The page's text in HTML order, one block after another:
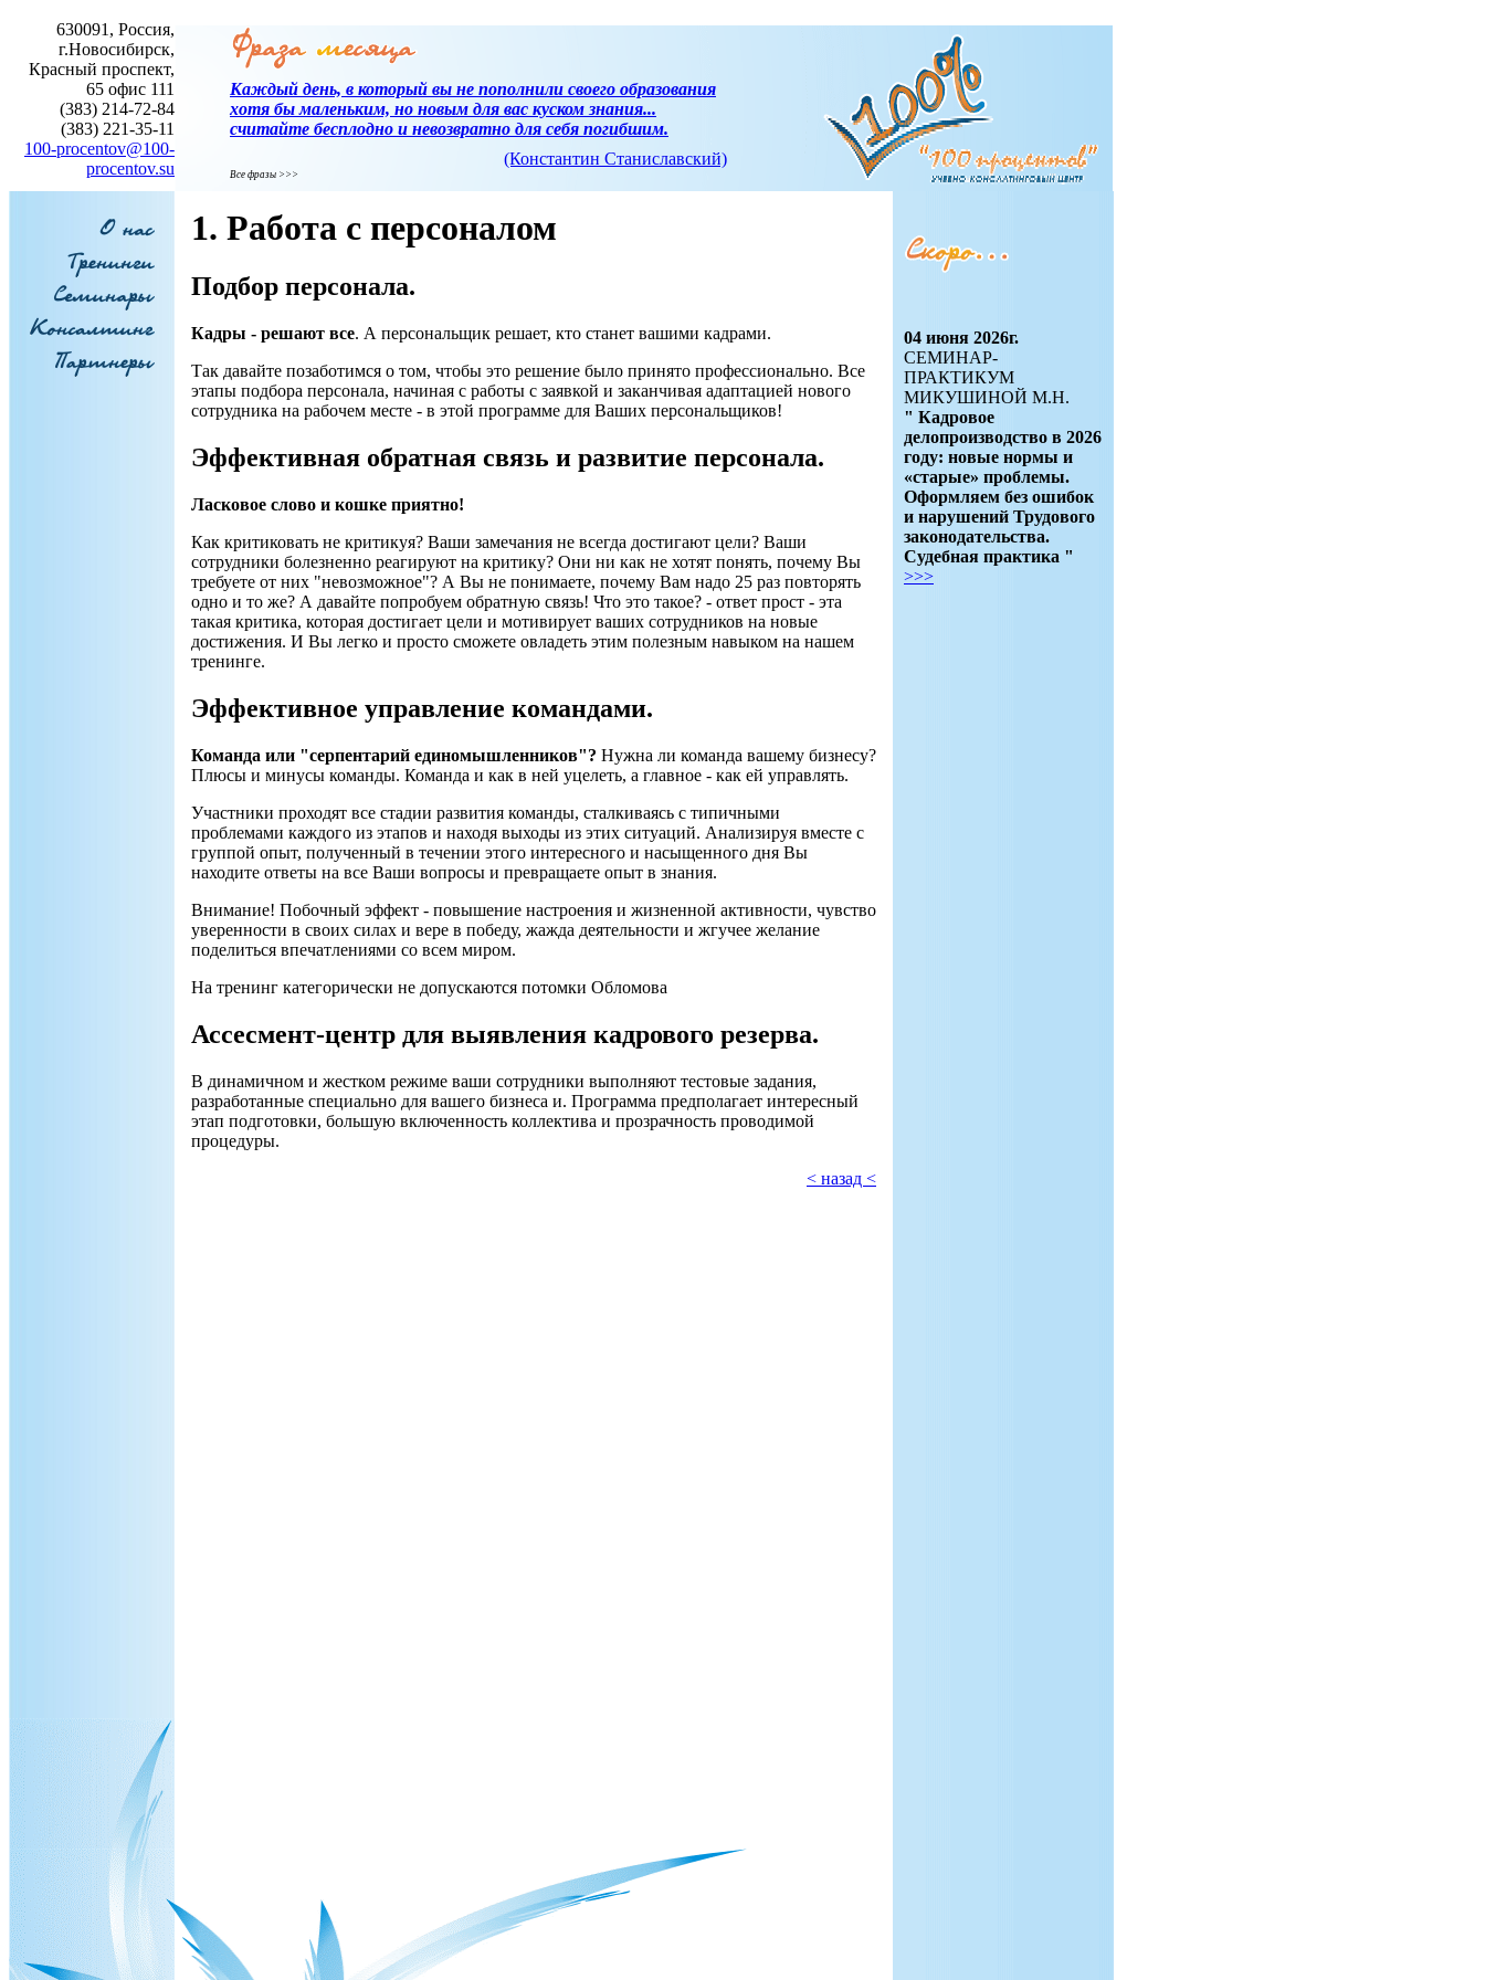
630091, Россия,
г.Новосибирск,
Красный проспект,
65 офис 111
(383) 214-72-84
(383) 221-35-11
100-procentov@100-
procentov.su
Каждый день, в который вы не пополнили своего образования
хотя бы маленьким, но новым для вас куском знания...
считайте бесплодно и невозвратно для себя погибшим.
(Константин Станиславский)
Все фразы >>>
1. Работа с персоналом
Подбор персонала.
Кадры - решают все. А персональщик решает, кто станет вашими кадрами.
Так давайте позаботимся о том, чтобы это решение было принято профессионально. Все
этапы подбора персонала, начиная с работы с заявкой и заканчивая адаптацией нового
сотрудника на рабочем месте - в этой программе для Ваших персональщиков!
Эффективная обратная связь и развитие персонала.
Ласковое слово и кошке приятно!
Как критиковать не критикуя? Ваши замечания не всегда достигают цели? Ваши
сотрудники болезненно реагируют на критику? Они ни как не хотят понять, почему Вы
требуете от них "невозможное"? А Вы не понимаете, почему Вам надо 25 раз повторять
одно и то же? А давайте попробуем обратную связь! Что это такое? - ответ прост - эта
такая критика, которая достигает цели и мотивирует ваших сотрудников на новые
достижения. И Вы легко и просто сможете овладеть этим полезным навыком на нашем
тренинге.
Эффективное управление командами.
Команда или "серпентарий единомышленников"? Нужна ли команда вашему бизнесу?
Плюсы и минусы команды. Команда и как в ней уцелеть, а главное - как ей управлять.
Участники проходят все стадии развития команды, сталкиваясь с типичными
проблемами каждого из этапов и находя выходы из этих ситуаций. Анализируя вместе с
группой опыт, полученный в течении этого интересного и насыщенного дня Вы
находите ответы на все Ваши вопросы и превращаете опыт в знания.
Внимание! Побочный эффект - повышение настроения и жизненной активности, чувство
уверенности в своих силах и вере в победу, жажда деятельности и жгучее желание
поделиться впечатлениями со всем миром.
На тренинг категорически не допускаются потомки Обломова
Ассесмент-центр для выявления кадрового резерва.
В динамичном и жестком режиме ваши сотрудники выполняют тестовые задания,
разработанные специально для вашего бизнеса и. Программа предполагает интересный
этап подготовки, большую включенность коллектива и прозрачность проводимой
процедуры.
< назад <
04 июня 2026г.
СЕМИНАР-
ПРАКТИКУМ
МИКУШИНОЙ М.Н.
" Кадровое
делопроизводство в 2026
году: новые нормы и
«старые» проблемы.
Оформляем без ошибок
и нарушений Трудового
законодательства.
Судебная практика "
>>>